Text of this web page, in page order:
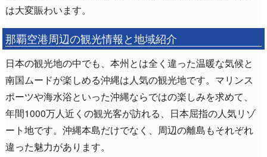
は大変賑わいます。
那覇空港周辺の観光情報と地域紹介
日本の観光地の中でも、本州とは全く違った温暖な気候と
南国ムードが楽しめる沖縄は人気の観光地です。マリンス
ポーツや海水浴といった沖縄ならではの楽しみを求めて、
年間1000万人近くの観光客が訪れる、日本屈指の人気リゾ
ート地です。沖縄本島だけでなく、周辺の離島もそれぞれ
違った魅力があります。